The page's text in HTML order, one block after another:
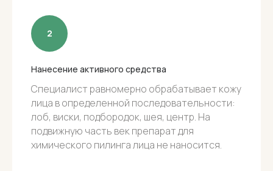
концентрации пилинга и типа
кожи;
Шелушение – обычно наступает
через несколько дней и может
Нанесение активного средства
Специалист равномерно обрабатывает кожу
лица в определенной последовательности:
лоб, виски, подбородок, шея, центр. На
подвижную часть век препарат для
химического пилинга лица не наносится.